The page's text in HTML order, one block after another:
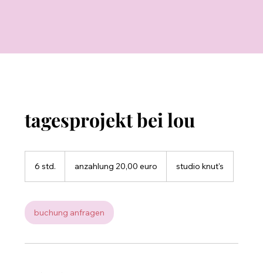
tagesprojekt bei lou
6 std.
d
.
euroanzahlung 20,00 euro studio knut's
buchung anfragen